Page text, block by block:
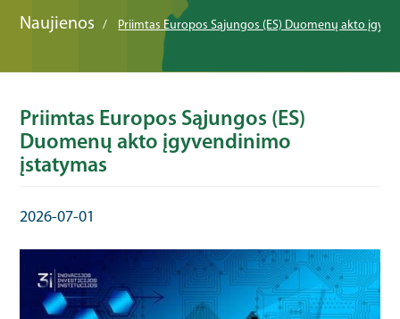
Naujienos Priimtas Europos Sąjungos (ES) Duomenų akto
Priimtas Europos Sąjungos (ES)
Duomenų akto įgyvendinimo
įstatymas
2026-07-01